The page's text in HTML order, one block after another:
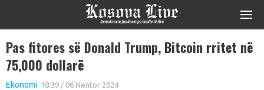
Pas fitores së Donald Trump, Bitcoin rritet në
75,000 dollarë
Ekonomi 18:39 / 06 Nëntor 2024